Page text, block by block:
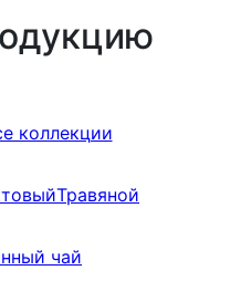
коллекции
Травяной
чай